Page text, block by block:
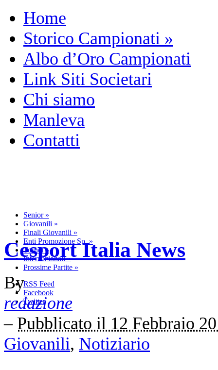
Home
Storico Campionati »
Albo d’Oro Campionati
Link Siti Societari
Chi siamo
Manleva
Contatti
Senior»
Giovanili »
Finali Giovanili »
Enti Promozione Sp.»
Tornei»
Internazionali»
Prossime Partite »
RSS Feed
Facebook
Twitter
Cesport Italia News
By
redazione
– Pubblicato il 12 Febbraio
Giovanili, Notiziario